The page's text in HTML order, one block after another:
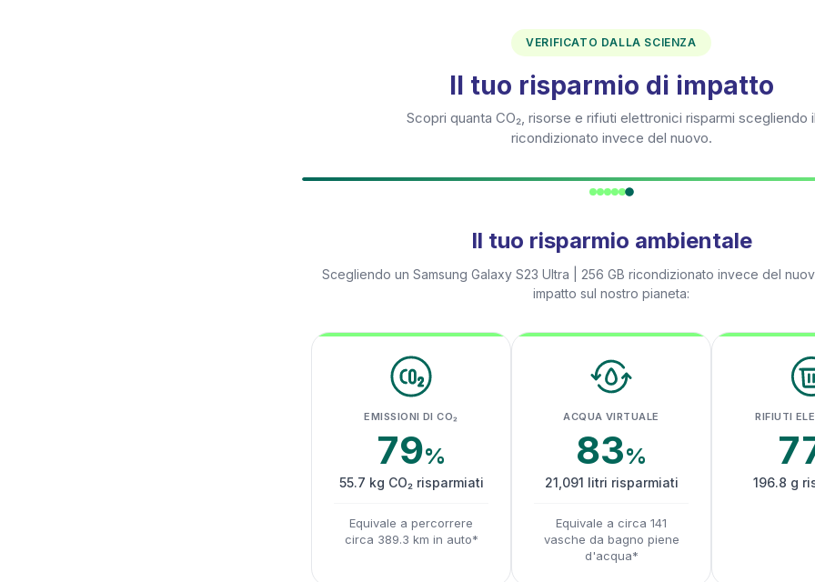
VERIFICATO DALLA SCIENZA
Il tuo risparmio di impatto
Scopri quanta CO₂, risorse e rifiuti elettronici risparmi scegliendo il
ricondizionato invece del nuovo.
Il tuo risparmio ambientale
Scegliendo un Samsung Galaxy S23 Ultra | 256 GB ricondizionato invece del
impatto sul nostro pianeta:
EMISSIONI DI CO₂
79%
55.7 kg CO₂ risparmiati
Equivale a percorrere
circa 389.3 km in auto*
ACQUA VIRTUALE
83%
21,091 litri risparmiati
Equivale a circa 141
vasche da bagno piene
d'acqua*
RIFIUTI
196.8 g